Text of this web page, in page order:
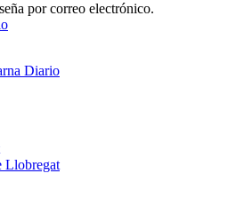
por correo electrónico.
Llobregat